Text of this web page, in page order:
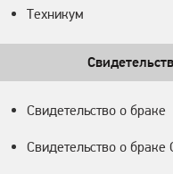
Техникум
Свидетельство о браке
Свидетельство о браке